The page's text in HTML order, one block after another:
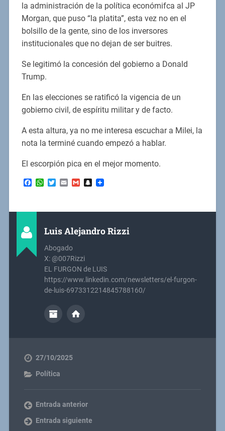
la administración de la política económifca al JP
Morgan, que puso “la platita”, esta vez no en el
bolsillo de la gente, sino de los inversores
institucionales que no dejan de ser buitres.
Se legitimó la concesión del gobierno a Donald
Trump.
En las elecciones se ratificó la vigencia de un
gobierno civil, de espíritu militar y de facto.
A esta altura, ya no me interesa escuchar a Milei, la
nota la terminé cuando empezó a hablar.
El escorpión pica en el mejor momento.
Facebook
WhatsApp
Twitter
EmailGmailSnapchat
Luis Alejandro Rizzi
Abogado
X: @007Rizzi
EL FURGON de LUIS
https://www.linkedin.com/newsletters/el-furgon-
de-luis-6973312214845788160/
27/10/2025
Política
Entrada anterior
Entrada siguiente